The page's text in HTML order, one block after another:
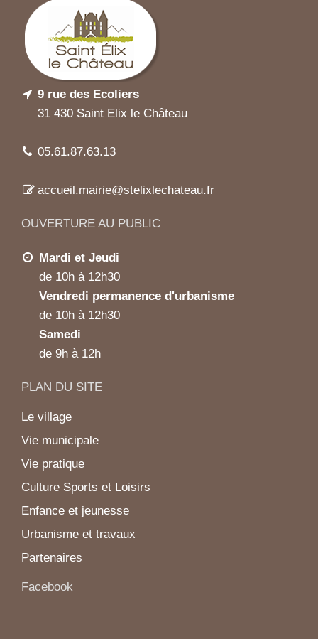
9 rue des Ecoliers
31 430 Saint Elix le Château
05.61.87.63.13
accueil.mairie@stelixlechateau.fr
OUVERTURE AU PUBLIC
Mardi et Jeudi
de 10h à 12h30
Vendredi permanence d'urbanisme
de 10h à 12h30
Samedi
de 9h à 12h
PLAN DU SITE
Le village
Vie municipale
Vie pratique
Culture Sports et Loisirs
Enfance et jeunesse
Urbanisme et travaux
Partenaires
Facebook